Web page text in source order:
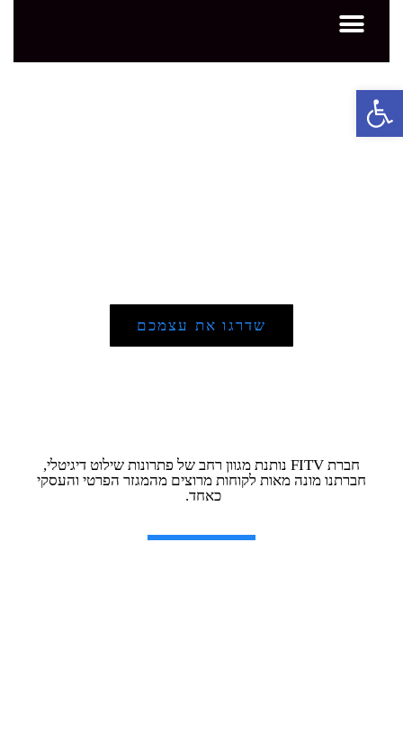
פתח סרגל נגישות
פתרונות שילוט דיגיטלי
שדרגו את עצמכם
חברת FITV נותנת מגוון רחב של פתרונות שילוט דיגיטלי,
חברתנו מונה מאות לקוחות מרוצים מהמגזר הפרטי והעסקי
כאחד.